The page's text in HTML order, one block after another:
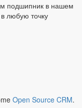
подшипник в нашем
в любую точку
Open Source CRM.